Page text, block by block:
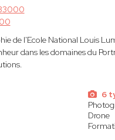
de l'Ecole National Louis
dans les domaines du
6
Drone